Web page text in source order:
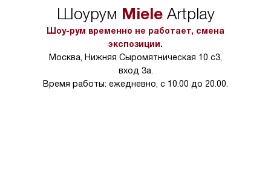
Рекомендую тем, кто ценит простоту и бережное отношение к
Шоурум MieleArtplay
Шоу-рум временно не работает, смена
экспозиции.
Москва, Нижняя Сыромятническая 10 с3,
вход 3а.
Время работы: ежедневно, с 10.00 до 20.00.